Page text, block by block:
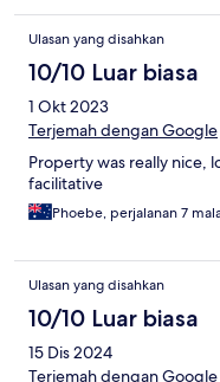
Ulasan yang disahkan
10/10 Luar biasa
1 Okt 2023
Terjemah dengan Google
Property was really nice,
facilitative
Phoebe, perjalanan 7
Ulasan yang disahkan
10/10 Luar biasa
15 Dis 2024
Terjemah dengan Google